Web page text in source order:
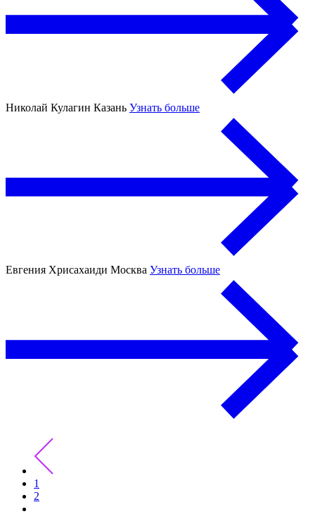
Николай Кулагин Казань Узнать больше
Евгения Хрисахаиди Москва Узнать больше
1
2